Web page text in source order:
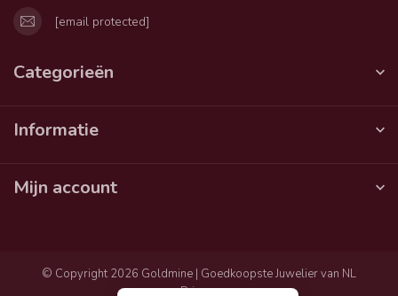
[email protected]
Categorieën
Informatie
Mijn account
© Copyright 2026 Goldmine | Goedkoopste Juwelier van NL
Privacy